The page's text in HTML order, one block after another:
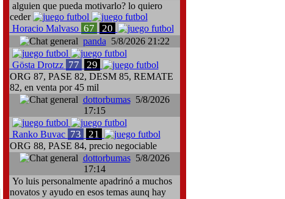
alguien que pueda motivarlo? lo quiero
ceder
Horacio Malvaso 67 20
panda 5/8/2026 21:22
Gösta Drotzz 77 29
ORG 87, PASE 82, DESM 85, REMATE
82, en venta por 45 mil
dottorbumas5/8/2026
17:15
Ranko Buvac 73 21
ORG 88, PASE 84, precio negociable
dottorbumas5/8/2026
17:14
Yo luis personalmente apadrinó a muchos
novatos y ayudo en esos temas aunq hay